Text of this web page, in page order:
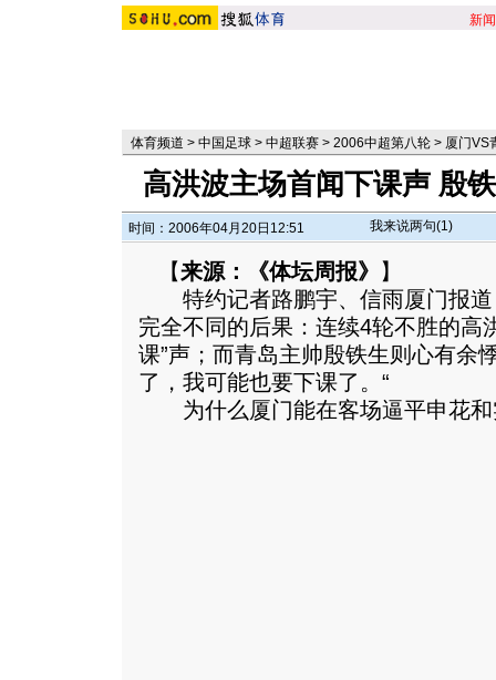
新闻
体育频道 > 中国足球 > 中超联赛 > 2006中超第八轮 > 厦门VS
高洪波主场首闻下课声 殷
时间：2006年04月20日12:51 我来说两句(1)
【来源：《体坛周报》 】
特约记者路鹏宇、信雨厦门报道
完全不同的后果：连续4轮不胜的高
课”声；而青岛主帅殷铁生则心有余
了，我可能也要下课了。“
为什么厦门能在客场逼平申花和